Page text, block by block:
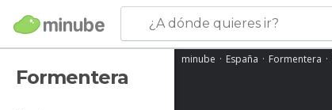
¿A dónde quieres ir?
Formentera
minube España Formentera